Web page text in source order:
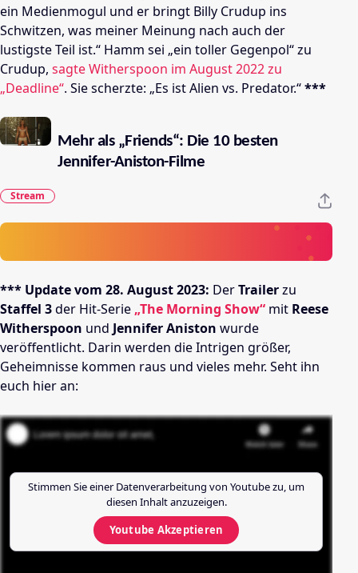
ein Medienmogul und er bringt Billy Crudup ins
Schwitzen, was meiner Meinung nach auch der
lustigste Teil ist.“ Hamm sei „ein toller Gegenpol“ zu
Crudup, sagte Witherspoon im August 2022 zu
„Deadline“. Sie scherzte: „Es ist Alien vs. Predator.“***
Mehr als „Friends“: Die 10 besten
Jennifer-Aniston-Filme
Stream
*** Update vom 28. August 2023: DerTrailerzu
Staffel 3der Hit-Serie „The Morning Show“ mit Reese
Witherspoon und Jennifer Aniston wurde
veröffentlicht. Darin werden die Intrigen größer,
Geheimnisse kommen raus und vieles mehr. Seht ihn
euch hier an:
Stimmen Sie einer Datenverarbeitung von Youtubezu, um
diesen Inhalt anzuzeigen.
Youtube Akzeptieren